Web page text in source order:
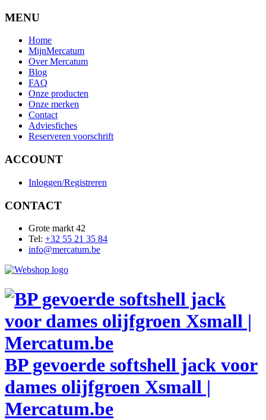
MENU
Home
MijnMercatum
Over Mercatum
Blog
FAQ
Onze producten
Onze merken
Contact
Adviesfiches
Reserveren voorschrift
ACCOUNT
Inloggen/Registreren
CONTACT
Grote markt 42
Tel: +32 55 21 35 84
info@mercatum.be
BP gevoerde softshell jack voor
dames olijfgroen Xsmall |
Mercatum.be